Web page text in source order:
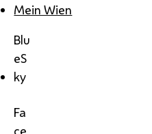
Mein Wien
Blu
eS
ky
Fa
ce